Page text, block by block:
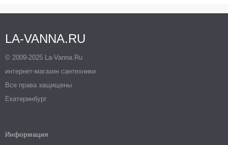
LA-VANNA.RU
© 2009-2025 La-Vanna.Ru
интернет-магазин сантехники
Все права защищены
Екатеринбург
Информация